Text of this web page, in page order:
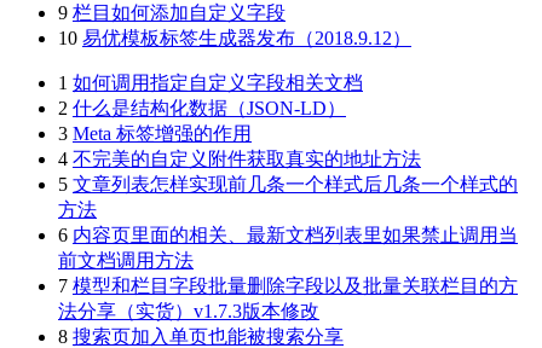
9 栏目如何添加自定义字段
10 易优模板标签生成器发布（2018.9.12）
1 如何调用指定自定义字段相关文档
2 什么是结构化数据（JSON-LD）
3 Meta 标签增强的作用
4 不完美的自定义附件获取真实的地址方法
5 文章列表怎样实现前几条一个样式后几条一个样式的
方法
6 内容页里面的相关、最新文档列表里如果禁止调用当
前文档调用方法
7 模型和栏目字段批量删除字段以及批量关联栏目的方
法分享（实货）v1.7.3版本修改
8 搜索页加入单页也能被搜索分享